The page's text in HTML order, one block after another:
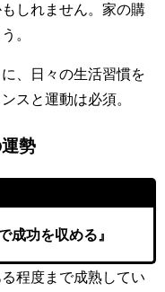
しれません。家の購
。
、日々の生活習慣を
スと運動は必須。
勢
成功を収める』
程度まで成熟してい